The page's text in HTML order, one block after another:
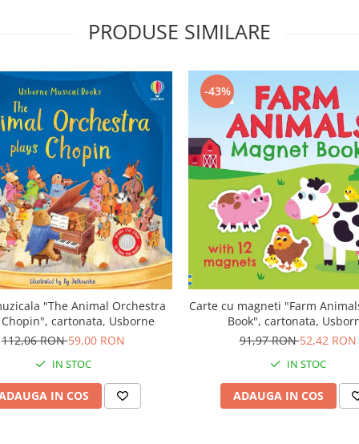
PRODUSE SIMILARE
"The Animal Orchestra
Chopin", cartonata, Usborne
112,06 RON59,00 RON
IN STOC
IN COS
-43%
Carte cu magneti "Farm
Book", cartonata,
91,97 RON52,42 RON
IN STOC
ADAUGA IN COS